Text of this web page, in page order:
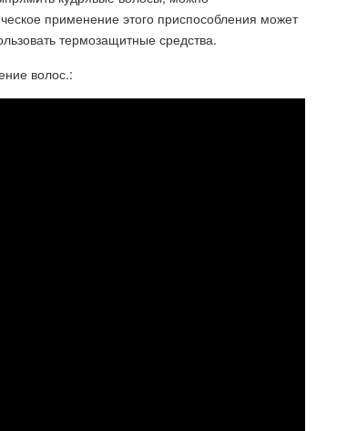
применение этого приспособления может
термозащитные средства.
волос.: